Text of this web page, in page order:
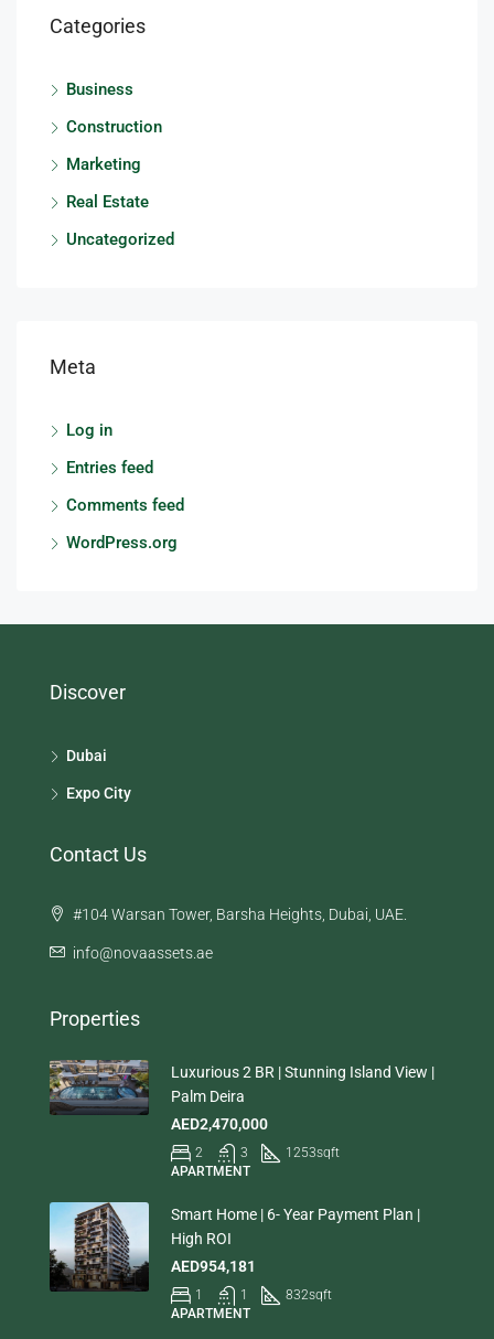
Categories
Business
Construction
Marketing
Real Estate
Uncategorized
Meta
Log in
Entries feed
Comments feed
WordPress.org
Discover
Dubai
Expo City
Contact Us
#104 Warsan Tower, Barsha Heights, Dubai, UAE.
info@novaassets.ae
Properties
Luxurious 2 BR | Stunning Island View |
Palm Deira
AED2,470,000
2 3 1253sqft
APARTMENT
Smart Home | 6- Year Payment Plan |
High ROI
AED954,181
1 1 832sqft
APARTMENT